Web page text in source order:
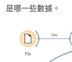
是哪一些數據。